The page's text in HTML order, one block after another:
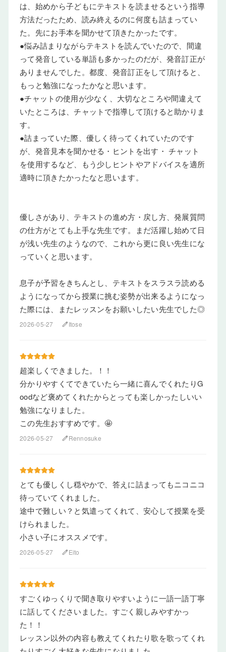
は、始めから子どもにテキストを読ませるという指導
方法だったため、読み終えるのに何度も詰まってい
た。先にお手本を聞かせて頂きたかったです。
●悩み詰まりながらテキストを読んでいたので、間違
って発音している単語も多かったのだが、発音訂正が
ありませんでした。都度、発音訂正をして頂けると、
もっと勉強になったかなと思います。
●チャットの使用が少なく、大切なところや間違えて
いたところは、チャットで指導して頂けると助かりま
す。
●詰まっていた際、優しく待ってくれていたのです
が、発音見本を聞かせる・ヒントを出す・ チャット
を使用するなど、もう少しヒントやアドバイスを適所
適時に頂きたかったなと思います。
優しさがあり、テキストの進め方・戻し方、発展質問
の仕方がとても上手な先生です。まだ活躍し始めて日
が浅い先生のようなので、これから更に良い先生にな
っていくと思います。
息子が予習をきちんとし、テキストをスラスラ読める
ようになってから授業に挑む姿勢が出来るようになっ
た際には、またレッスンをお願いしたい先生でした◎
2026-05-27 editItose
超楽しくできました。！！
分かりやすくてできていたら一緒に喜んでくれたりG
oodなど褒めてくれたからとっても楽しかったしいい
勉強になりました。
この先生おすすめです。🤩
2026-05-27 editRennosuke
とても優しくし穏やかで、答えに詰まってもニコニコ
待っていてくれました。
途中で難しい？と気遣ってくれて、安心して授業を受
けられました。
小さい子にオススメです。
2026-05-27 editEito
すごくゆっくりで聞き取りやすいように一語一語丁寧
に話してくださいました。すごく親しみやすかっ
た！！
レッスン以外の内容も教えてくれたり歌を歌ってくれ